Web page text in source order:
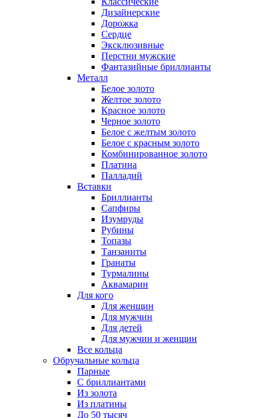
Дизайнерские
Дорожка
Сердце
Эксклюзивные
Перстни мужские
Фантазийные бриллианты
Металл
Белое золото
Желтое золото
Красное золото
Черное золото
Белое с желтым золото
Белое с красным золото
Комбинированное золото
Платина
Палладий
Вставки
Бриллианты
Сапфиры
Изумруды
Рубины
Топазы
Танзаниты
Гранаты
Турмалины
Аквамарин
Для кого
Для женщин
Для мужчин
Для детей
Для мужчин и женщин
Все кольца
Обручальные кольца
Парные
С бриллиантами
Из золота
Из платины
До 50 тысяч